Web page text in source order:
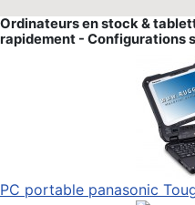
Ordinateurs en stock &
rapidement - Configurations
PC portable panasonic